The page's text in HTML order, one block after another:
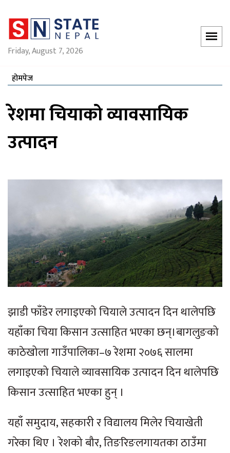
Friday, August 7, 2026
होमपेज
रेशमा चियाको व्यावसायिक
उत्पादन
झाडी फाँडेर लगाइएको चियाले उत्पादन दिन थालेपछि
यहाँका चिया किसान उत्साहित भएका छन्।बागलुङको
काठेखोला गाउँपालिका–७ रेशमा २०७६ सालमा
लगाइएको चियाले व्यावसायिक उत्पादन दिन थालेपछि
किसान उत्साहित भएका हुन् ।
यहाँ समुदाय, सहकारी र विद्यालय मिलेर चियाखेती
गरेका थिए । रेशको बौर, तिङरिङलगायतका ठाउँमा